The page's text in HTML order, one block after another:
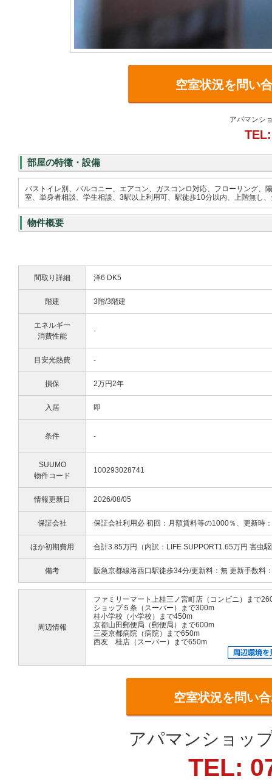
空室状況を問い
アパマンシ
部屋の特徴・設備
バストイレ別、バルコニー、エアコン、ガスコンロ対応、フローリング
室、単身者相談、学生相談、3駅以上利用可、駅徒歩10分以内、上階無し
物件概要
間取り詳細 洋6 DK5
階建 3階/3階建
エネルギー
消費性能
-
目安光熱費 -
損保 2万円2年
入居 即
条件 -
SUUMO
物件コード
100293028741
情報更新日 2026/08/05
保証会社 保証会社利用必 初回：月額賃料等の1000％、更新時
ほか初期費用 合計3.85万円（内訳：LIFE SUPPORT1.65万円 害虫
備考 阪急京都線洛西口駅徒歩34分/更新料：無 更新手数料
周辺情報
ファミリーマート上桂三ノ宮町店（コンビニ）まで
ショップ５条（スーパー）まで300m
桂小学校（小学校）まで450m
京都山田郵便局（郵便局）まで600m
三菱京都病院（病院）まで650m
西友 桂店（スーパー）まで650m
空室状況を問い
アパマンショッ
TEL: